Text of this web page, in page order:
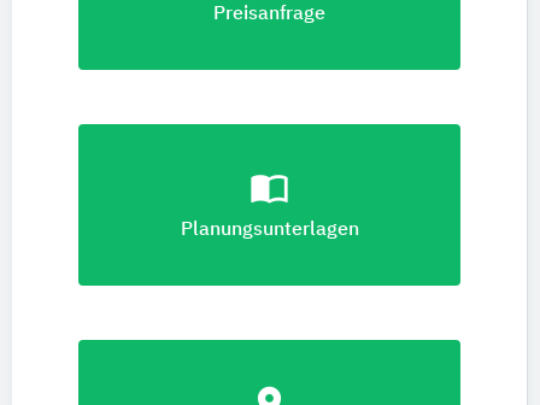
Preisanfrage
import_contacts
Planungsunterlagen